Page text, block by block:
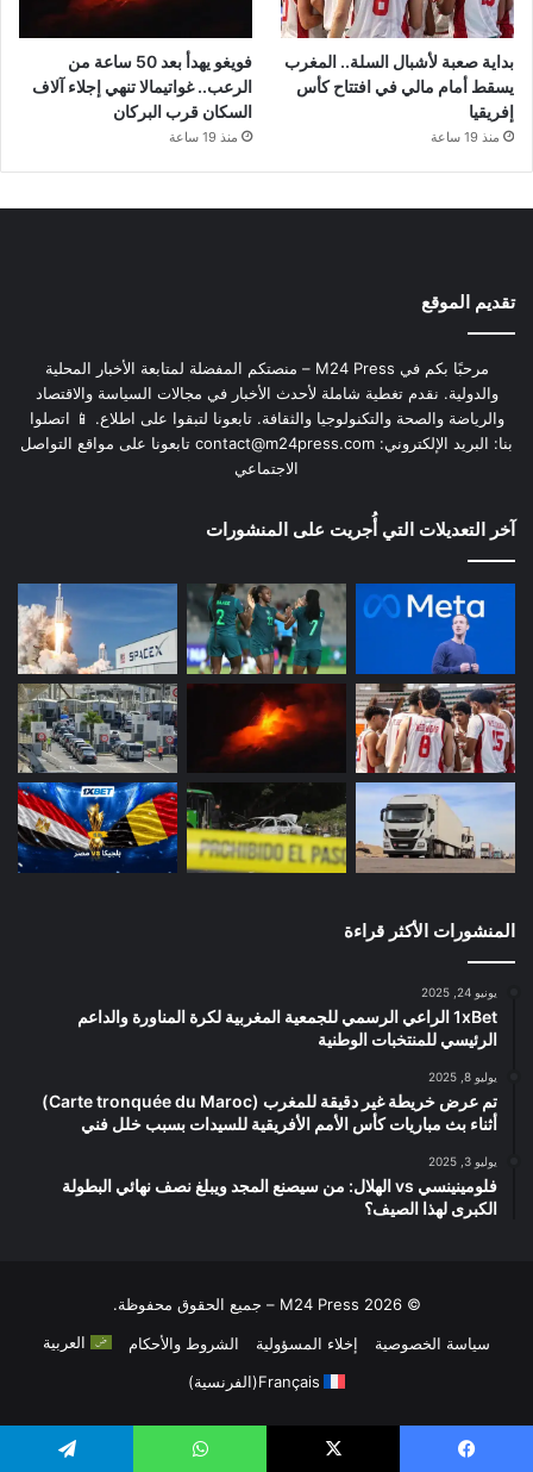
بداية صعبة لأشبال السلة.. المغرب
يسقط أمام مالي في افتتاح كأس
إفريقيا
منذ 19 ساعة
فويغو يهدأ بعد 50 ساعة من
الرعب.. غواتيمالا تنهي إجلاء آلاف
السكان قرب البركان
منذ 19 ساعة
تقديم الموقع
مرحبًا بكم في M24 Press – منصتكم المفضلة لمتابعة الأخبار المحلية
والدولية. نقدم تغطية شاملة لأحدث الأخبار في مجالات السياسة والاقتصاد
والرياضة والصحة والتكنولوجيا والثقافة. تابعونا لتبقوا على اطلاع. 📱 اتصلوا
بنا: البريد الإلكتروني: contact@m24press.com تابعونا على مواقع التواصل
الاجتماعي
آخر التعديلات التي أُجريت على المنشورات
المنشورات الأكثر قراءة
يونيو 24, 2025
1xBet الراعي الرسمي للجمعية المغربية لكرة المناورة والداعم
الرئيسي للمنتخبات الوطنية
يوليو 8, 2025
تم عرض خريطة غير دقيقة للمغرب (Carte tronquée du Maroc)
أثناء بث مباريات كأس الأمم الأفريقية للسيدات بسبب خلل فني
يوليو 3, 2025
فلومينينسي vs الهلال: من سيصنع المجد ويبلغ نصف نهائي البطولة
الكبرى لهذا الصيف؟
© 2026 M24 Press – جميع الحقوق محفوظة.
سياسة الخصوصية إخلاء المسؤولية الشروط والأحكام العربية
Français
(الفرنسية)